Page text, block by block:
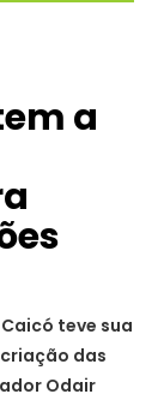
a
teve sua
das
Odair